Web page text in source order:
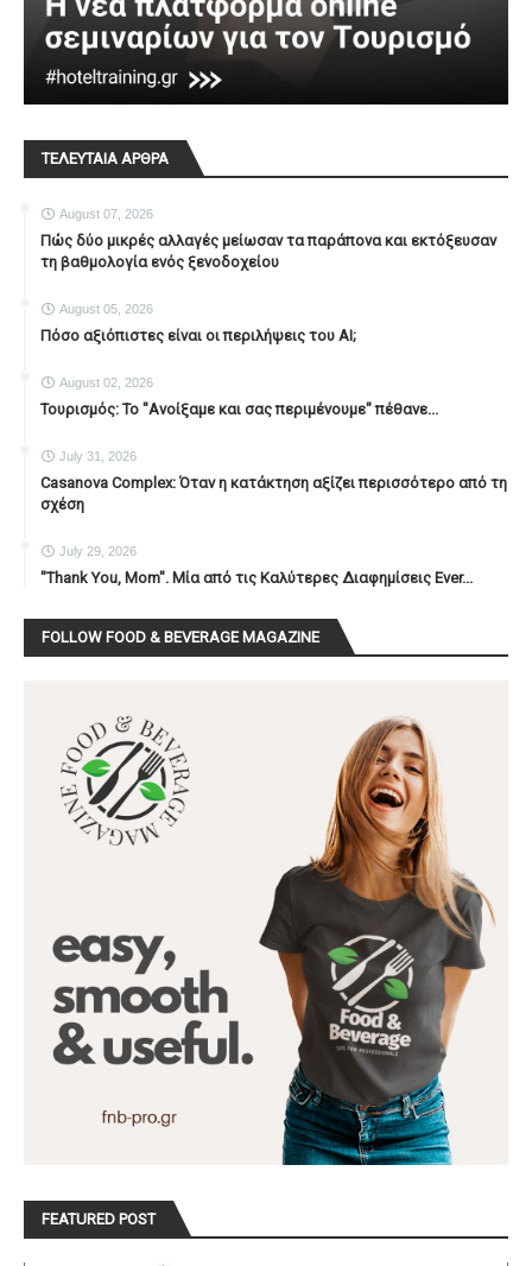
ΤΕΛΕΥΤΑΙΑ ΑΡΘΡΑ
August 07, 2026
Πώς δύο μικρές αλλαγές μείωσαν τα παράπονα και εκτόξευσαν
τη βαθμολογία ενός ξενοδοχείου
August 05, 2026
Πόσο αξιόπιστες είναι οι περιλήψεις του ΑΙ;
August 02, 2026
Τουρισμός: Το "Ανοίξαμε και σας περιμένουμε" πέθανε...
July 31, 2026
Casanova Complex: Όταν η κατάκτηση αξίζει περισσότερο από τη
σχέση
July 29, 2026
"Thank You, Mοm". Μία από τις Καλύτερες Διαφημίσεις Ever...
FOLLOW FOOD & BEVERAGE MAGAZINE
FEATURED POST